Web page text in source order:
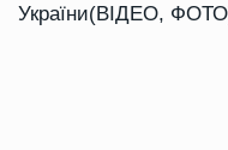
України(ВІДЕО,